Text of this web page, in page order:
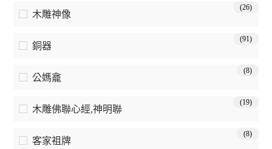
木雕神像
(26)
銅器
(91)
公媽龕
(8)
木雕佛聯心經,神明聯
(19)
客家祖牌
(8)